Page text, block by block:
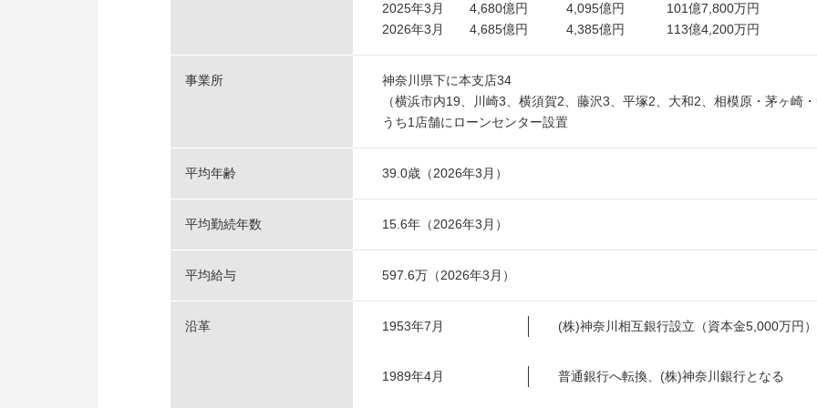
2025年3月 4,680億円 4,095億円 101億7,800万円
2026年3月 4,685億円 4,385億円 113億4,200万円
事業所
神奈川県下に本支店34
（横浜市内19、川崎3、横須賀2、藤沢3、平塚2、大和2、相模原・茅ヶ崎・
うち1店舗にローンセンター設置
平均年齢 39.0歳（2026年3月）
平均勤続年数 15.6年（2026年3月）
平均給与 597.6万（2026年3月）
沿革 1953年7月 (株)神奈川相互銀行設立（資本金5,000万円）
1989年4月 普通銀行へ転換、(株)神奈川銀行となる